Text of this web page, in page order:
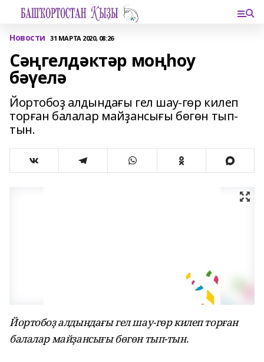
Новости 31 МАРТА 2020, 08:26
Сәңгелдәктәр моңһоу
бәүелә
Йортобоҙ алдындағы гел шау-гөр килеп
торған балалар майҙансығы бөгөн тып-
тын.
Йортобоҙ алдындағы гел шау-гөр килеп торған
балалар майҙансығы бөгөн тып-тын.